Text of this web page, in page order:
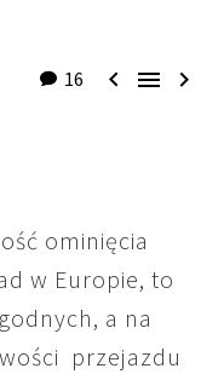
16   
ominięcia
w Europie, to
a na
przejazdu